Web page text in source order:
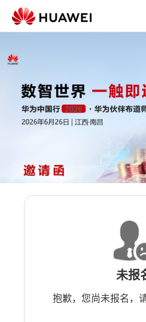
未报
抱歉，您尚未报名，